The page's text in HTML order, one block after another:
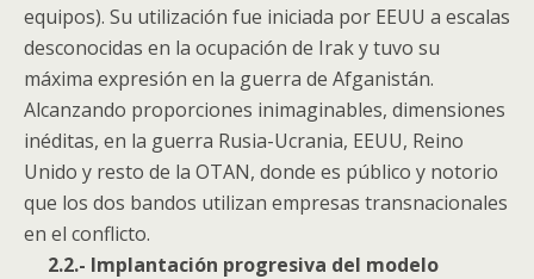
equipos). Su utilización fue iniciada por EEUU a escalas
desconocidas en la ocupación de Irak y tuvo su
máxima expresión en la guerra de Afganistán.
Alcanzando proporciones inimaginables, dimensiones
inéditas, en la guerra Rusia-Ucrania, EEUU, Reino
Unido y resto de la OTAN, donde es público y notorio
que los dos bandos utilizan empresas transnacionales
en el conflicto.
2.2.- Implantación progresiva del modelo